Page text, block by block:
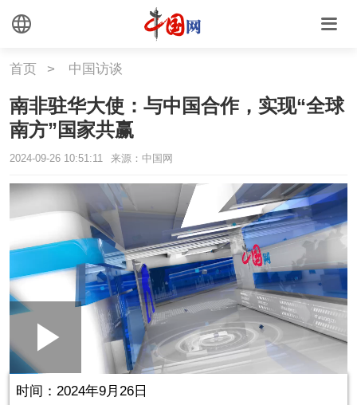
首页 > 中国访谈
南非驻华大使：与中国合作，实现“全球
南方”国家共赢
2024-09-26 10:51:11 来源：中国网
Play
Video
Picture-
Picture
时间：2024年9月26日